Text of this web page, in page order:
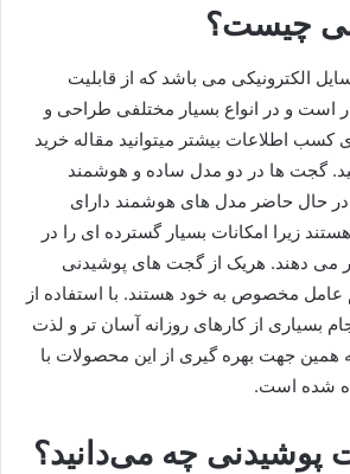
چیست؟
الکترونیکی می باشد که از قابلیت
است و در انواع بسیار مختلفی طراحی و
کسب اطلاعات بیشتر میتوانید مقاله خرید
گجت ها در دو مدل ساده و هوشمند
حال حاضر مدل های هوشمند دارای
زیرا امکانات بسیار گسترده ای را در
می دهند. هریک از گجت های پوشیدنی
مخصوص به خود هستند. با استفاده از
بسیاری از کارهای روزانه آسان تر و لذت
جهت بهره گیری از این محصولات با
شده است.
پوشیدنی چه می‌دانید؟